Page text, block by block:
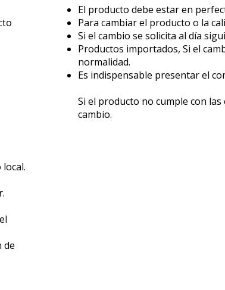
de
El producto debe estar en
Para cambiar el producto o la
Si el cambio se solicita al día
Productos importados, Si el
normalidad.
Es indispensable presentar el
Si el producto no cumple con
cambio.